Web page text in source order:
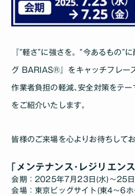
『“軽さ”に強さを。“今あるもの”
グ BARIAS®』をキャッチフレー
作業者負担の軽減､安全対策をテ
をご紹介いたします｡
皆様のご来場を心よりお待ちして
｢メンテナンス･レジリエ
会期：2025年7月23日(水)～25
会場：東京ビッグサイト(東4～6